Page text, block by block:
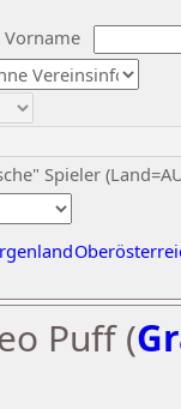
Vorname
Spieler
Puff (